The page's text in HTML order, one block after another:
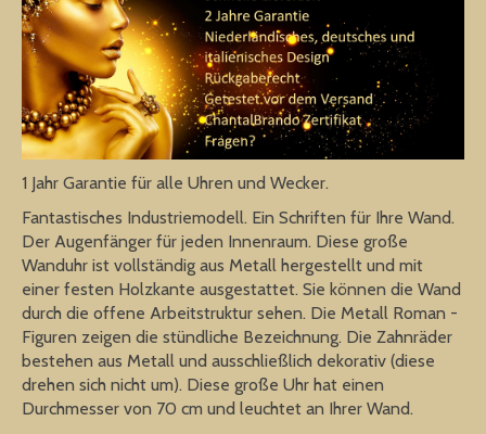
1 Jahr Garantie für alle Uhren und Wecker.
Fantastisches Industriemodell. Ein Schriften für Ihre Wand.
Der Augenfänger für jeden Innenraum. Diese große
Wanduhr ist vollständig aus Metall hergestellt und mit
einer festen Holzkante ausgestattet. Sie können die Wand
durch die offene Arbeitstruktur sehen. Die Metall Roman -
Figuren zeigen die stündliche Bezeichnung. Die Zahnräder
bestehen aus Metall und ausschließlich dekorativ (diese
drehen sich nicht um). Diese große Uhr hat einen
Durchmesser von 70 cm und leuchtet an Ihrer Wand.